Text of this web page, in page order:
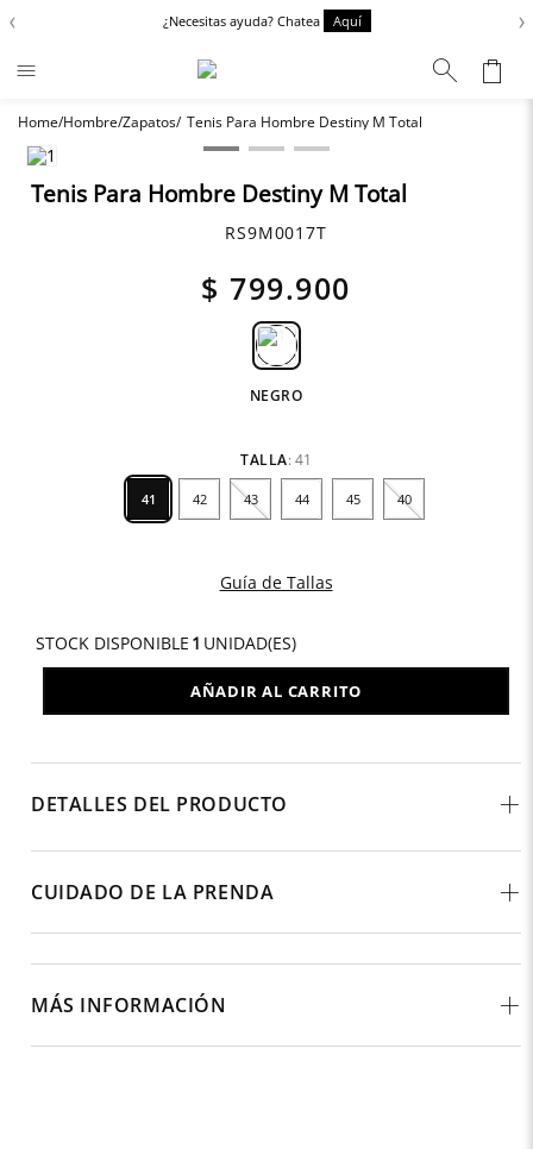
‹ ¿Necesitas ayuda? Chatea Aquí ›
Hombre Zapatos Tenis Para Hombre Destiny M Total
Tenis Para Hombre Destiny M Total
RS9M0017T
$ 799.900
NEGRO
TALLA: 41
40
41 42 43 44 45
Guía de Tallas
STOCK DISPONIBLE 1 UNIDAD(ES)
AÑADIR AL CARRITO
DETALLES DEL PRODUCTO
CUIDADO DE LA PRENDA
MÁS INFORMACIÓN
más buscados